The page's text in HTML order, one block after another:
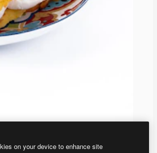
on your device to enhance site